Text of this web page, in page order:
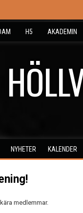
H5 AKADEMIN
NYHETER KALENDER
medlemmar.